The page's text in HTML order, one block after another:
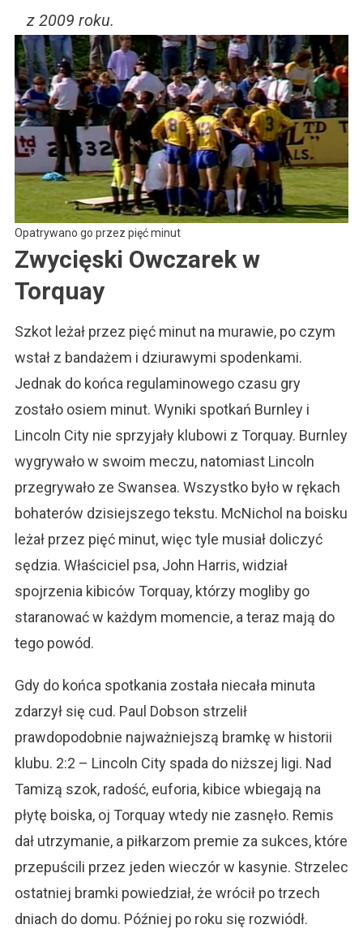
z 2009 roku.
Opatrywano go przez pięć minut
Zwycięski Owczarek w
Torquay
Szkot leżał przez pięć minut na murawie, po czym
wstał z bandażem i dziurawymi spodenkami.
Jednak do końca regulaminowego czasu gry
zostało osiem minut. Wyniki spotkań Burnley i
Lincoln City nie sprzyjały klubowi z Torquay. Burnley
wygrywało w swoim meczu, natomiast Lincoln
przegrywało ze Swansea. Wszystko było w rękach
bohaterów dzisiejszego tekstu. McNichol na boisku
leżał przez pięć minut, więc tyle musiał doliczyć
sędzia. Właściciel psa, John Harris, widział
spojrzenia kibiców Torquay, którzy mogliby go
staranować w każdym momencie, a teraz mają do
tego powód.
Gdy do końca spotkania została niecała minuta
zdarzył się cud. Paul Dobson strzelił
prawdopodobnie najważniejszą bramkę w historii
klubu. 2:2 – Lincoln City spada do niższej ligi. Nad
Tamizą szok, radość, euforia, kibice wbiegają na
płytę boiska, oj Torquay wtedy nie zasnęło. Remis
dał utrzymanie, a piłkarzom premie za sukces, które
przepuścili przez jeden wieczór w kasynie. Strzelec
ostatniej bramki powiedział, że wrócił po trzech
dniach do domu. Później po roku się rozwiódł.